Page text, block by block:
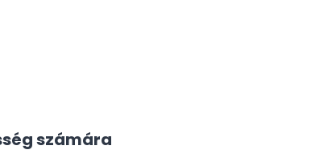
számára